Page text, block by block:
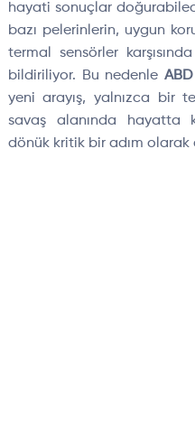
hayati sonuçlar
bazı pelerinlerin, uygun
termal sensörler
bildiriliyor. Bu nedenle
yeni arayış, yalnızca bir
savaş alanında hayatta
dönük kritik bir adım olarak